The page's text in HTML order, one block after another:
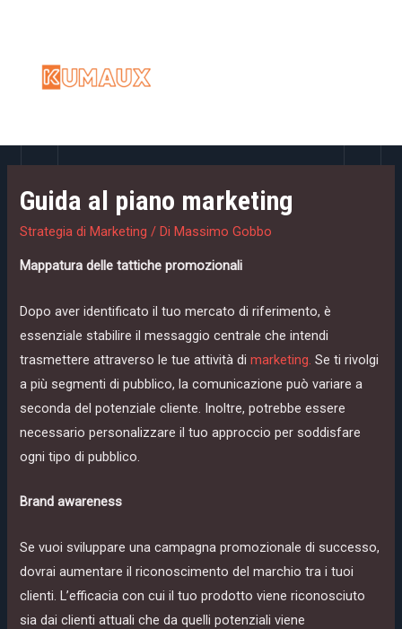
Guida al piano marketing
Strategia di Marketing / DiMassimo Gobbo
Mappatura delle tattiche promozionali
Dopo aver identificato il tuo mercato di riferimento, è
essenziale stabilire il messaggio centrale che intendi
trasmettere attraverso le tue attività dimarketing. Se ti rivolgi
a più segmenti di pubblico, la comunicazione può variare a
seconda del potenziale cliente. Inoltre, potrebbe essere
necessario personalizzare il tuo approccio per soddisfare
ogni tipo di pubblico.
Brand awareness
Se vuoi sviluppare una campagna promozionale di successo,
dovrai aumentare il riconoscimento del marchio tra i tuoi
clienti. L’efficacia con cui il tuo prodotto viene riconosciuto
sia dai clienti attuali che da quelli potenziali viene